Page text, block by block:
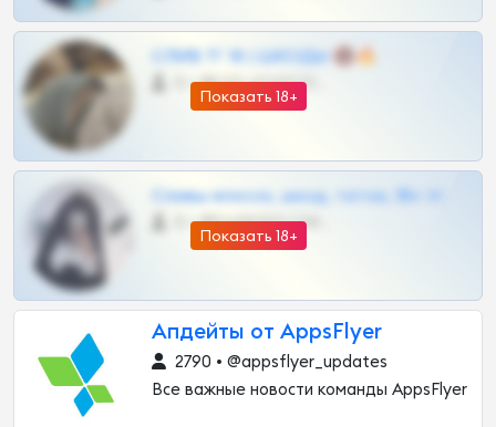
Показать 18+
СЛИВ ТГ 18 | ШКОДЫ 🔞🔥
0 •
Показать 18+
Сливы вписок, шкод, теток, 18+ тг
0 •
Апдейты от AppsFlyer
2790 • @appsflyer_updates
Все важные новости команды AppsFlyer